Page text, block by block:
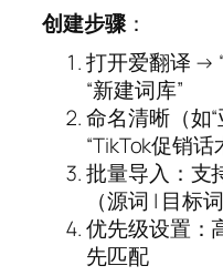
创建步骤：
打开爱翻译 →
“新建词库”
命名清晰（如
“TikTok促销话
批量导入：支
（源词 | 目标
优先级设置：
先匹配